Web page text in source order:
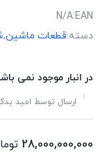
EAN:
N/A
دسته:قطعات ماشین,
در انبار موجود نمی
ارسال توسط امید
28,000,000,000